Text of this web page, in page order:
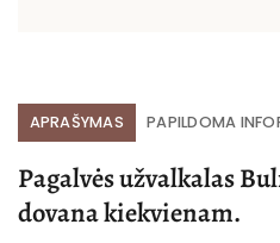
APRAŠYMAS PAPILDOMA
Pagalvės užvalkalas
dovana kiekvienam.